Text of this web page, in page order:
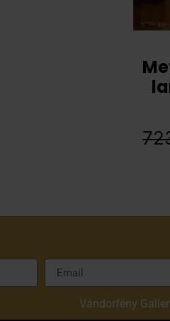
Vándorfény